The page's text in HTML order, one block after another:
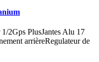
2Gps PlusJantes Alu 17
arrièreRegulateur de